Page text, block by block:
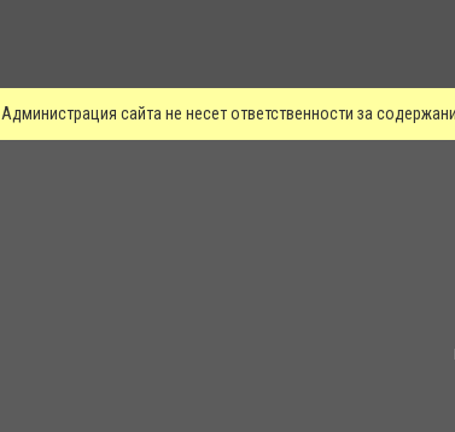
Администрация сайта не несет ответственности за